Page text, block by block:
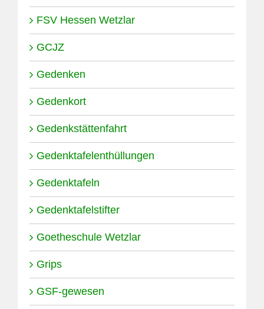
FSV Hessen Wetzlar
GCJZ
Gedenken
Gedenkort
Gedenkstättenfahrt
Gedenktafelenthüllungen
Gedenktafeln
Gedenktafelstifter
Goetheschule Wetzlar
Grips
GSF-gewesen